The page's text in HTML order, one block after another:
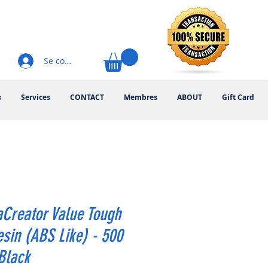
Services CONTACT Membres ABOUT Gift Card
Se connecter
Value Tough
(ABS Like) - 500